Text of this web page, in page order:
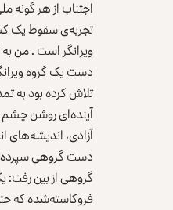
تجربه‌ی سقوط یک
ویرانگر است . من
دست یک گروه
تلاش کرده بود به
آینده‌ای روشن چشم
آزادی، اندیشه‌های
دست گروهی سپرده
گروهی از بین رفت:
فروکاسته‌شده که